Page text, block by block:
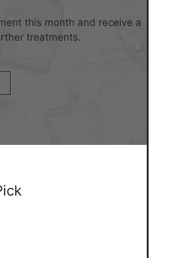
this month and receive a
treatments.